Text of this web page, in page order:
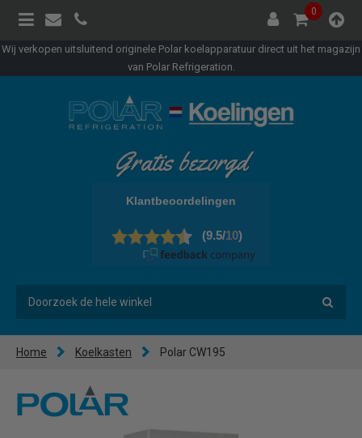
0
Wij verkopen uitsluitend originele Polar koelapparatuur direct uit het magazijn
van Polar Refrigeration.
Gratis bezorgd
Home Koelkasten Polar CW195